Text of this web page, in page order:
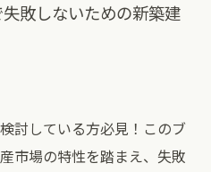
敗しないための新築建
討している方必見！このブ
市場の特性を踏まえ、失敗